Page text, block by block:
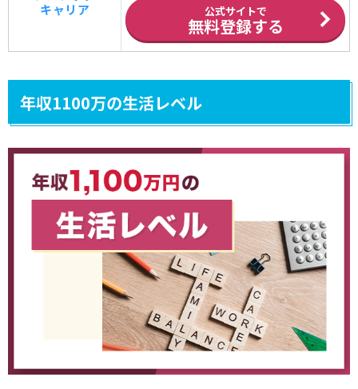
キャリア
公式サイトで
無料登録する
年収1100万の生活レベル